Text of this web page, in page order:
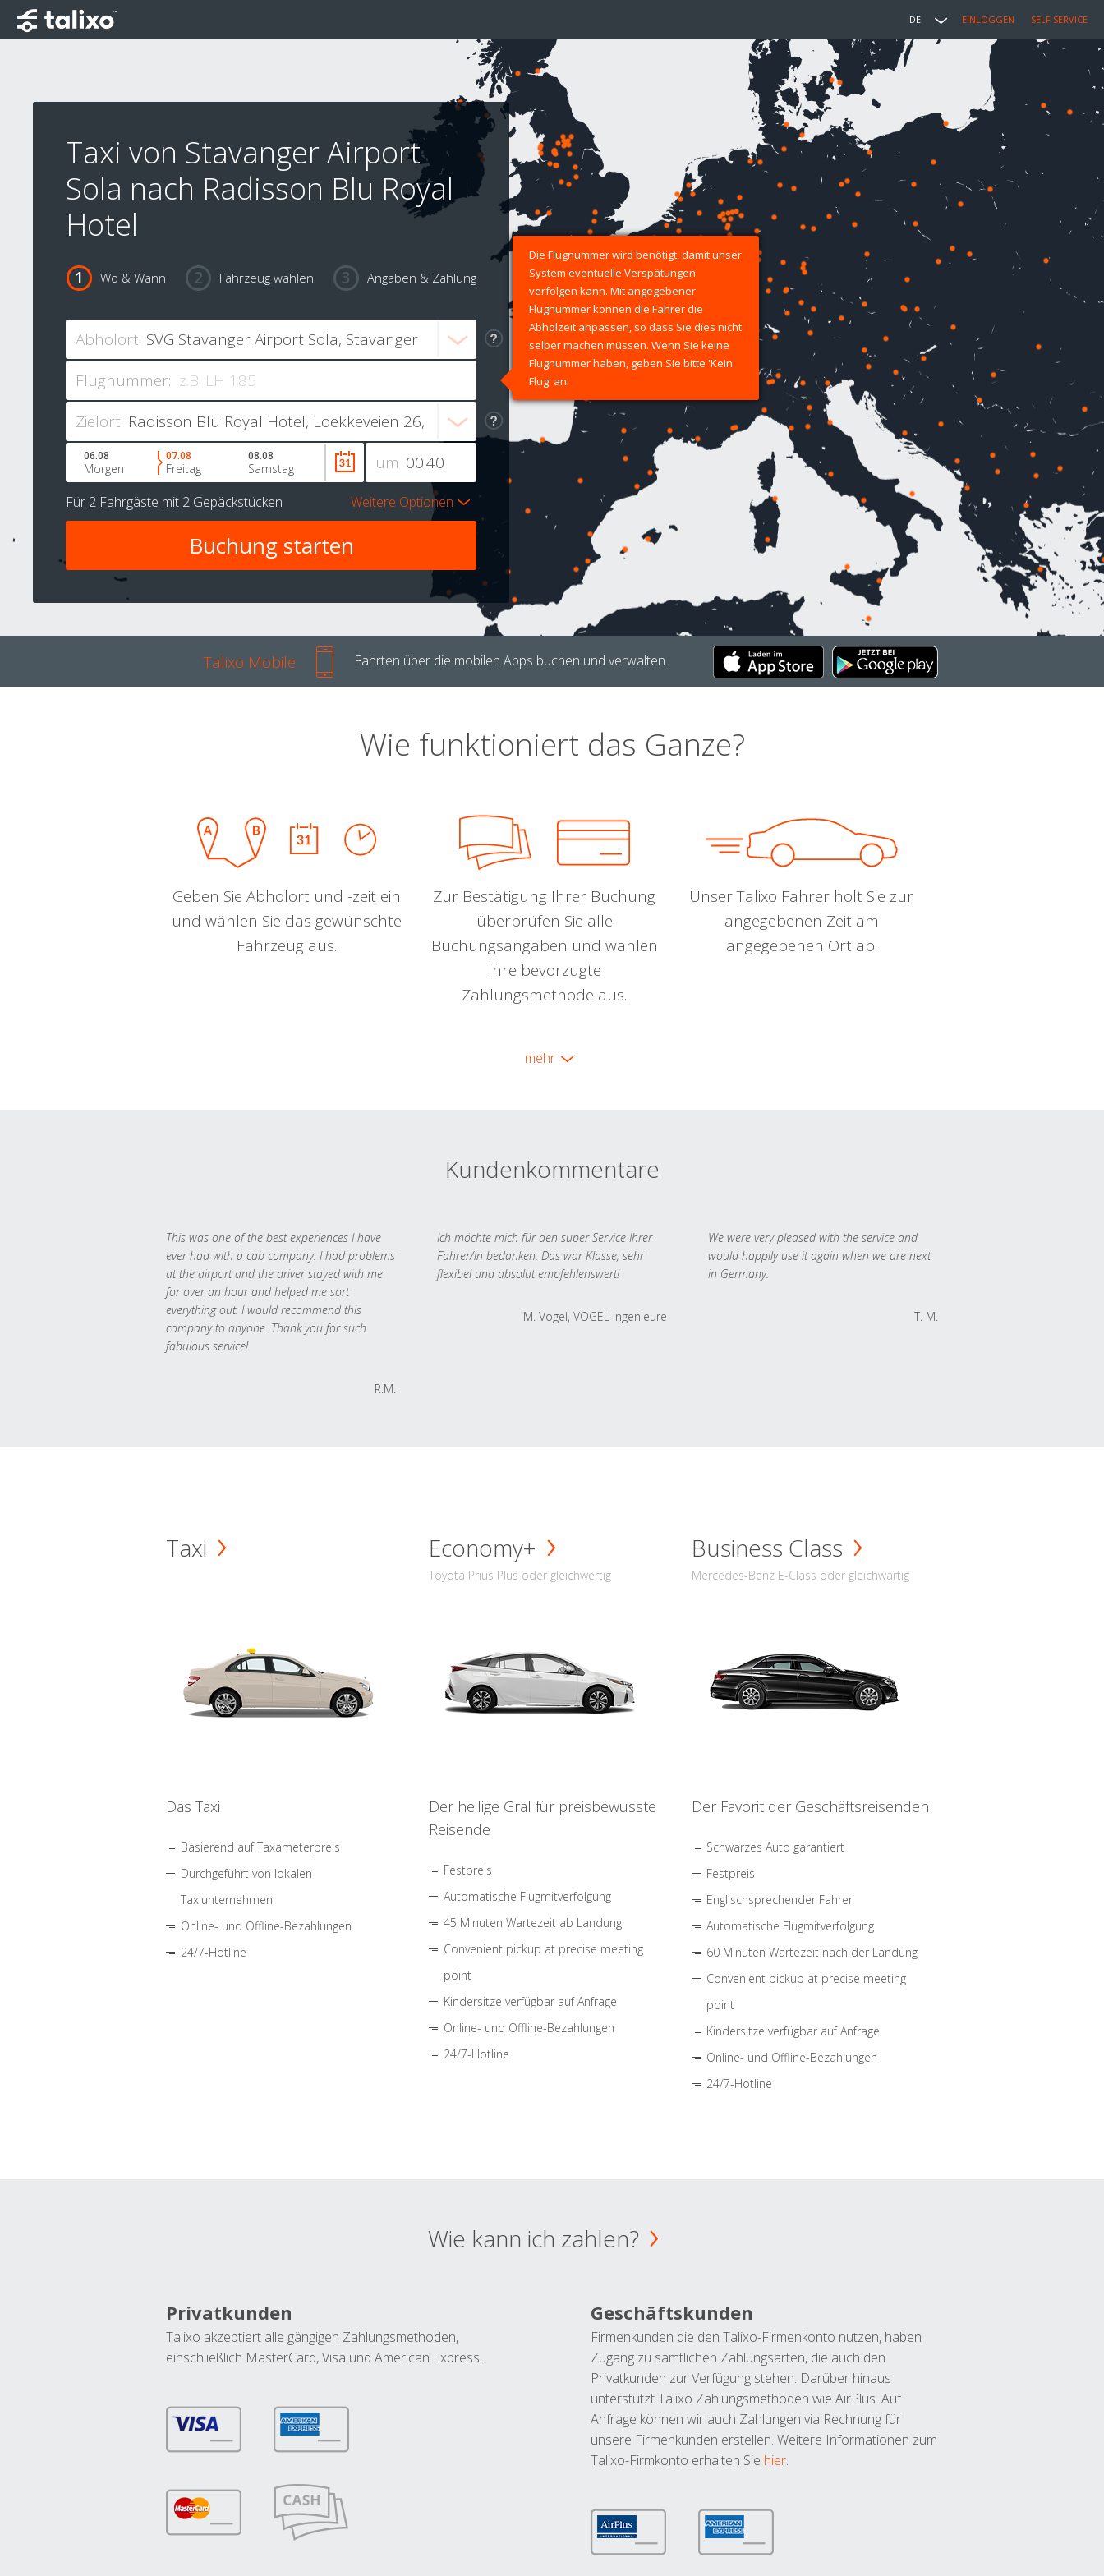
DE EINLOGGEN SELF SERVICE
Taxi von Stavanger Airport
Sola nach Radisson Blu Royal
Hotel
Wo & Wann Fahrzeug wählen Angaben & Zahlung
Abholort:
Flugnummer:
Die Flugnummer wird benötigt, damit unser
System eventuelle Verspätungen
verfolgen kann. Mit angegebener
Flugnummer können die Fahrer die
Abholzeit anpassen, so dass Sie dies nicht
selber machen müssen. Wenn Sie keine
Flugnummer haben, geben Sie bitte 'Kein
Flug' an.
Zielort:
um
06.08
Morgen
07.08
Freitag
08.08
Samstag
Für 2 Fahrgäste mit 2 Gepäckstücken Weitere Optionen
Talixo Mobile Fahrten über die mobilen Apps buchen und verwalten.
Wie funktioniert das Ganze?
Geben Sie Abholort und -zeit ein
und wählen Sie das gewünschte
Fahrzeug aus.
Zur Bestätigung Ihrer Buchung
überprüfen Sie alle
Buchungsangaben und wählen
Ihre bevorzugte
Zahlungsmethode aus.
Unser Talixo Fahrer holt Sie zur
angegebenen Zeit am
angegebenen Ort ab.
mehr
Kundenkommentare
This was one of the best experiences I have
ever had with a cab company. I had problems
at the airport and the driver stayed with me
for over an hour and helped me sort
everything out. I would recommend this
company to anyone. Thank you for such
fabulous service!
R.M.
Ich möchte mich für den super Service Ihrer
Fahrer/in bedanken. Das war Klasse, sehr
flexibel und absolut empfehlenswert!
M. Vogel, VOGEL Ingenieure
We were very pleased with the service and
would happily use it again when we are next
in Germany.
T. M.
Taxi
Das Taxi
Basierend auf Taxameterpreis
Durchgeführt von lokalen
Taxiunternehmen
Online- und Offline-Bezahlungen
24/7-Hotline
Economy+
Toyota Prius Plus oder gleichwertig
Der heilige Gral für preisbewusste
Reisende
Festpreis
Automatische Flugmitverfolgung
45 Minuten Wartezeit ab Landung
Convenient pickup at precise meeting
point
Kindersitze verfügbar auf Anfrage
Online- und Offline-Bezahlungen
24/7-Hotline
Business Class
Mercedes-Benz E-Class oder gleichwärtig
Der Favorit der Geschäftsreisenden
Schwarzes Auto garantiert
Festpreis
Englischsprechender Fahrer
Automatische Flugmitverfolgung
60 Minuten Wartezeit nach der Landung
Convenient pickup at precise meeting
point
Kindersitze verfügbar auf Anfrage
Online- und Offline-Bezahlungen
24/7-Hotline
Wie kann ich zahlen?
Privatkunden
Talixo akzeptiert alle gängigen Zahlungsmethoden,
einschließlich MasterCard, Visa und American Express.
Geschäftskunden
Firmenkunden die den Talixo-Firmenkonto nutzen, haben
Zugang zu sämtlichen Zahlungsarten, die auch den
Privatkunden zur Verfügung stehen. Darüber hinaus
unterstützt Talixo Zahlungsmethoden wie AirPlus. Auf
Anfrage können wir auch Zahlungen via Rechnung für
unsere Firmenkunden erstellen. Weitere Informationen zum
Talixo-Firmkonto erhalten Sie hier.